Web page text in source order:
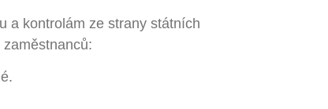
a kontrolám ze strany státních